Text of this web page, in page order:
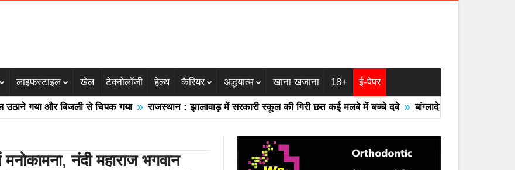
लाइफस्टाइल खेल टेक्नोलॉजी हेल्थ कैरियर अद्धयात्म खाना खजाना 18+ ई-पेपर
गया और बिजली से चिपक गया » राजस्थान : झालावाड़ में सरकारी स्कूल की गिरी छत कई मलबे में बच्चे दबे » बांग्लादेश का एयरफोर्स का F -7
,नंदी महाराज भगवान